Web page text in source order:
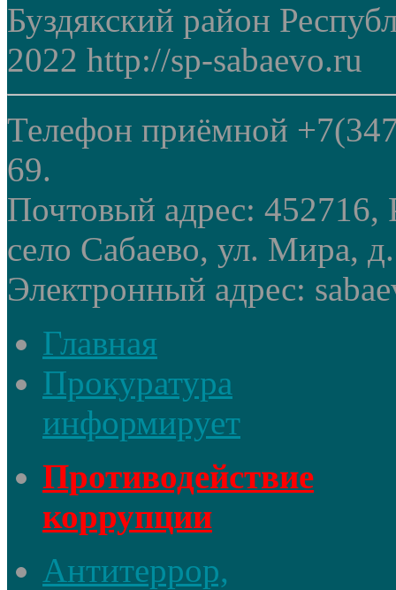
Буздякский район
2022 http://sp-sabaevo.ru
Телефон приёмной
69.
Почтовый адрес: 452716,
село Сабаево, ул. Мира,
Электронный адрес:
Главная
Прокуратура
информирует
Противодействие
коррупции
Антитеррор,